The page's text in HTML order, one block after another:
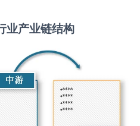
业产业链结构